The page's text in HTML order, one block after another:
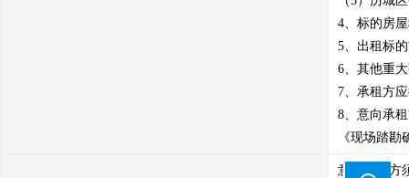
4、标的房
5、出租标
6、其他重
7、承租方
8、意向承
《现场踏
意向受让方